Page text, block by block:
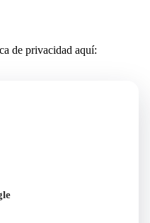
de privacidad aquí: